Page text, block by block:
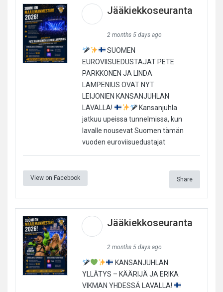
Jääkiekkoseuranta
2 months 5 days ago
SUOMEN
EUROVIISUEDUSTAJAT PETE
PARKKONEN JA LINDA
LAMPENIUS OVAT NYT
LEIJONIEN KANSANJUHLAN
LAVALLA!
Kansanjuhla
jatkuu upeissa tunnelmissa, kun
lavalle nousevat Suomen tämän
vuoden euroviisuedustajat
View on Facebook Share
Jääkiekkoseuranta
2 months 5 days ago
KANSANJUHLAN
YLLÄTYS – KÄÄRIJÄ JA ERIKA
VIKMAN YHDESSÄ LAVALLA!